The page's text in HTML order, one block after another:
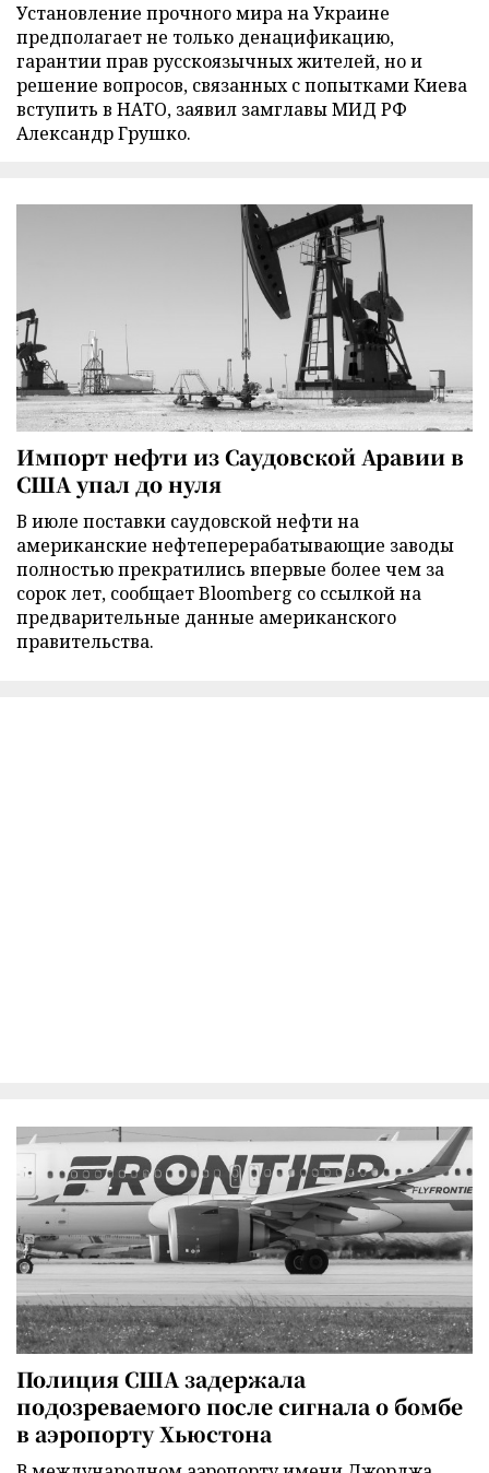
Установление прочного мира на Украине
предполагает не только денацификацию,
гарантии прав русскоязычных жителей, но и
решение вопросов, связанных с попытками Киева
вступить в НАТО, заявил замглавы МИД РФ
Александр Грушко.
Импорт нефти из Саудовской Аравии в
США упал до нуля
В июле поставки саудовской нефти на
американские нефтеперерабатывающие заводы
полностью прекратились впервые более чем за
сорок лет, сообщает Bloomberg со ссылкой на
предварительные данные американского
правительства.
Полиция США задержала
подозреваемого после сигнала о бомбе
в аэропорту Хьюстона